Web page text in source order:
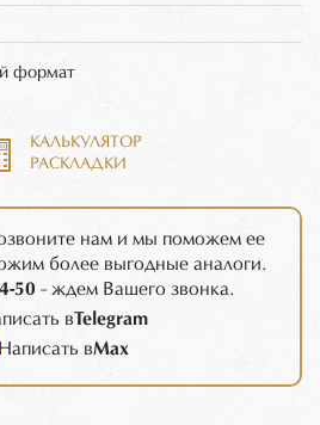
формат
КАЛЬКУЛЯТОР
РАСКЛАДКИ
нам и мы поможем ее
более выгодные аналоги.
50 - ждем Вашего звонка.
вTelegram
Написать вMax